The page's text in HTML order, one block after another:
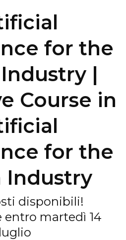
for the
|
Course in
for the
Industry
disponibili!
entro martedì 14
luglio